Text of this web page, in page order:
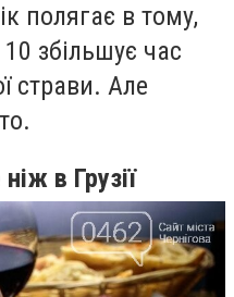
полягає в тому,
збільшує час
страви. Але
в Грузії